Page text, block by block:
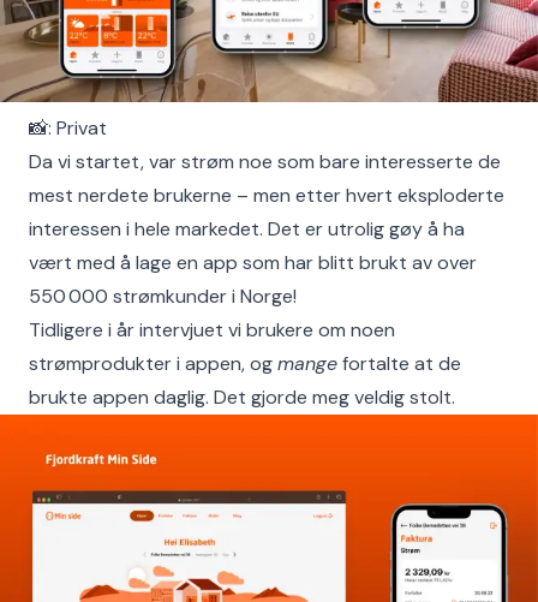
📸: Privat
Da vi startet, var strøm noe som bare interesserte de
mest nerdete brukerne – men etter hvert eksploderte
interessen i hele markedet. Det er utrolig gøy å ha
vært med å lage en app som har blitt brukt av over
550 000 strømkunder i Norge!
Tidligere i år intervjuet vi brukere om noen
strømprodukter i appen, ogmangefortalte at de
brukte appen daglig. Det gjorde meg veldig stolt.